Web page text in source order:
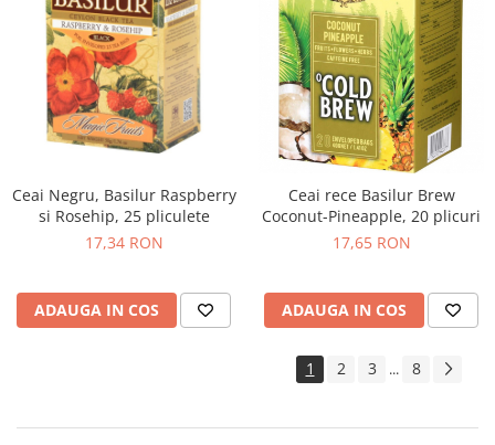
Ceai Negru, Basilur Raspberry
si Rosehip, 25 pliculete
17,34 RON
ADAUGA IN COS
Ceai rece Basilur Brew
Coconut-Pineapple, 20 plicuri
17,65 RON
ADAUGA IN COS
1 2 3 ... 8